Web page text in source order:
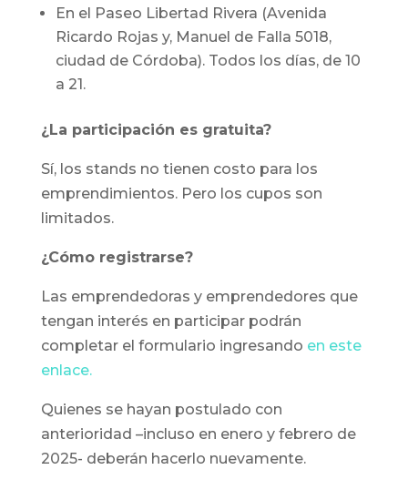
En el Paseo Libertad Rivera (Avenida
Ricardo Rojas y, Manuel de Falla 5018,
ciudad de Córdoba). Todos los días, de 10
a 21.
¿La participación es gratuita?
Sí, los stands no tienen costo para los
emprendimientos. Pero los cupos son
limitados.
¿Cómo registrarse?
Las emprendedoras y emprendedores que
tengan interés en participar podrán
completar el formulario ingresando en este
enlace.
Quienes se hayan postulado con
anterioridad –incluso en enero y febrero de
2025- deberán hacerlo nuevamente.